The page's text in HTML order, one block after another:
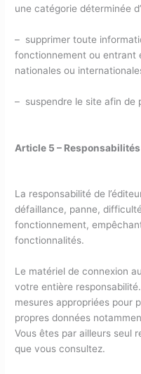
une catégorie déterminée
– supprimer toute
fonctionnement ou entrant
nationales ou
– suspendre le site afin de
Article 5 – Responsabilités
La responsabilité de
défaillance, panne,
fonctionnement,
fonctionnalités.
Le matériel de connexion
votre entière
mesures appropriées pour
propres données
Vous êtes par ailleurs seul
que vous consultez.